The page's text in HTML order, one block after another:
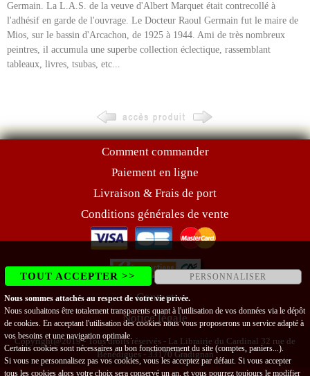
Germain. La L.A.S. de la veuve d'Albert Marquet était contrecollé à
l'adhésif en garde de l'ouvrage. Le Docteur Raoul Germain fut le maire de
Mios, sur le bassin d'Arcachon, de 1925 à 1944. Ami de très nombreux
peintres, il accumula une superbe collection éclectique, rassemblant
tableaux, livres, tsubas, etc...
Comment commander
Paiement en ligne
Livraison & Frais de port
Conditions générales de vente
Contact
Notice légale
Copyright@2019 - Tous droits réservés - La Librairie du Cardinal 32 rue de
Bénédigues - 33170 Gradignan
TOUT ACCEPTER >> PERSONNALISER
Nous sommes attachés au respect de votre vie privée.
Nous souhaitons être totalement transparents quant à l'utilisation de vos données via le dépôt
de cookies. En acceptant l'utilisation des cookies nous vous proposerons un service adapté à
vos besoins et une navigation optimale.
Certains cookies sont nécessaires au bon fonctionnement du site (comptes, paniers...).
Si vous ne personnalisez pas vos cookies, vous les acceptez par défaut. Si vous accepter
tous les cookies alors votre choix sera conservé un an, et vous pourrez toujours le modifier